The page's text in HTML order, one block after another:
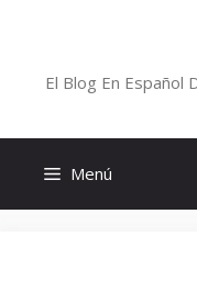
El Blog En Español
Menú